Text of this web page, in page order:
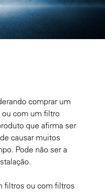
comprar um
com um filtro
que afirma ser
causar muitos
Pode não ser a
filtros ou com filtros